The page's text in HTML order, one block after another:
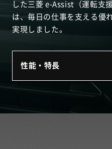
した三菱 e-Assist（運転支
は、毎日の仕事を支える優
実現しました。
性能・特長